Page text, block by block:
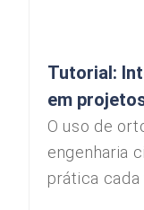
Tutorial:
em
O uso de
engenharia
prática cada